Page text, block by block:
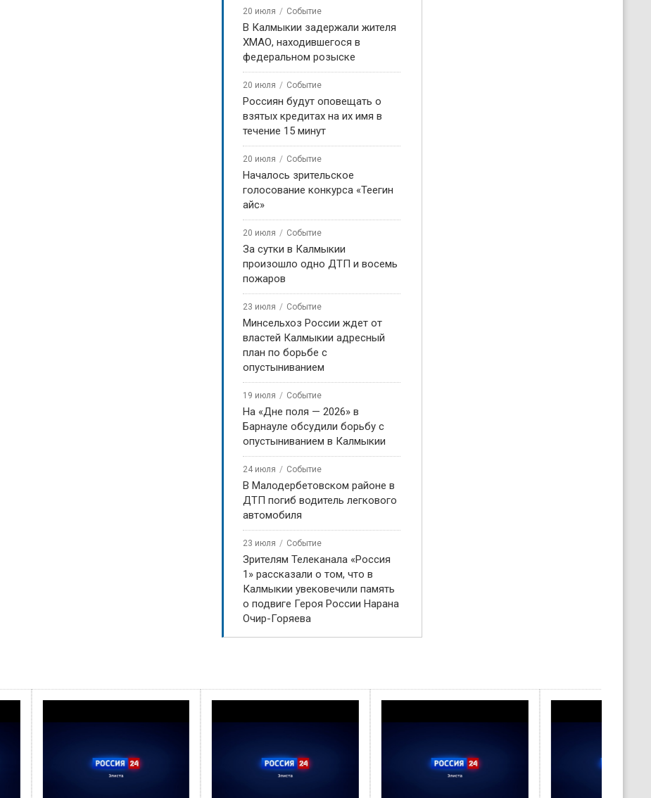
20 июля Событие
В Калмыкии задержали жителя
ХМАО, находившегося в
федеральном розыске
20 июля Событие
Россиян будут оповещать о
взятых кредитах на их имя в
течение 15 минут
20 июля Событие
Началось зрительское
голосование конкурса «Теегин
айс»
20 июля Событие
За сутки в Калмыкии
произошло одно ДТП и восемь
пожаров
23 июля Событие
Минсельхоз России ждет от
властей Калмыкии адресный
план по борьбе с
опустыниванием
19 июля Событие
На «Дне поля — 2026» в
Барнауле обсудили борьбу с
опустыниванием в Калмыкии
24 июля Событие
В Малодербетовском районе в
ДТП погиб водитель легкового
автомобиля
23 июля Событие
Зрителям Телеканала «Россия
1» рассказали о том, что в
Калмыкии увековечили память
о подвиге Героя России Нарана
Очир-Горяева